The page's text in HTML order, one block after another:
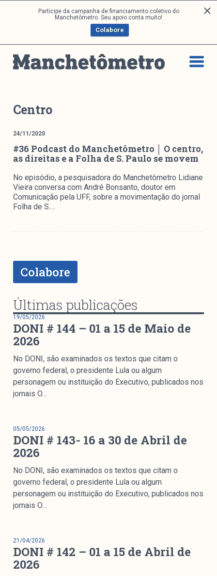
Participe da campanha de financiamento coletivo do
Manchetômetro. Seu apoio conta muito!
Colabore
a
p
o
e
ú
d
o
Análises
DONI
Boletim M
M Facebook
M Instagram
Livros
Arquivos
Entrevistas M
colabore
O Manchetômetro é um site de acompanhamento da
cobertura da grande mídia sobre temas de economia e
política produzido pelo Laboratório de Estudos de Mídia
Diretório de Grupos de Pesquisa do CNPq e é sediado
no Instituto de Estudos Sociais e Políticos (IESP) da
Universidade do Estado do Rio de Janeiro (UERJ). O
Manchetômetro não tem filiação com partidos ou grupos
Institucional
Nossa História
Missão
Equipe
Na Mídia
Parcerias
Centro
24/11/2020
#36 Podcast do Manchetômetro │ O centro,
as direitas e a Folha de S. Paulo se movem
No episódio, a pesquisadora do Manchetômetro Lidiane
Vieira conversa com André Bonsanto, doutor em
Comunicação pela UFF, sobre a movimentação do jornal
Folha de S.…
Colabore
Últimas publicações
19/05/2026
DONI # 144 – 01 a 15 de Maio de
2026
No DONI, são examinados os textos que citam o
governo federal, o presidente Lula ou algum
personagem ou instituição do Executivo, publicados nos
jornais O…
05/05/2026
DONI # 143- 16 a 30 de Abril de
2026
No DONI, são examinados os textos que citam o
governo federal, o presidente Lula ou algum
personagem ou instituição do Executivo, publicados nos
jornais O…
21/04/2026
DONI # 142 – 01 a 15 de Abril de
2026